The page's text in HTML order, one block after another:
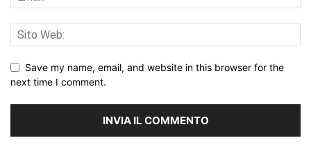
Save my name, email, and website in this browser for the
next time I comment.